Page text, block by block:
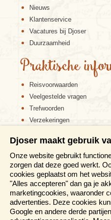
Jakarta is weliswaar de
maar Yogyakarta is dé
Indonesië. Een bezoek aan
wordt door veel reizigers
kunt hier een bezoek
batikateliertjes. Yogyakarta
voor het bezoeken van het
tempelcomplex Borubudur
Prambanan tempels. ’s
één van de vele traditionele
dansvoorstellingen zoals
Ramayanaballet.
Nieuws
Klantenservice
Vacatures bij Djoser
Duurzaamheid
Praktische
Reisvoorwaarden
Veelgestelde vragen
Trefwoorden
Verzekeringen
Disclaimer
Cookiebeleid
Privacy verklaring
Reis en boek met Djoser
Meer weten?
Djoser maakt gebruik
Onze website gebruikt
zorgen dat deze goed werkt.
cookies geplaatst om het
"Alles accepteren" dan ga je
marketingcookies, waaronder
advertenties. Deze cookies
Google en andere derde